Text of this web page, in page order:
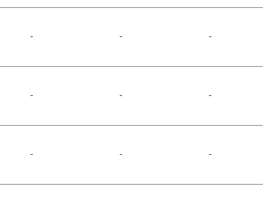
- - -
- - -
- - -